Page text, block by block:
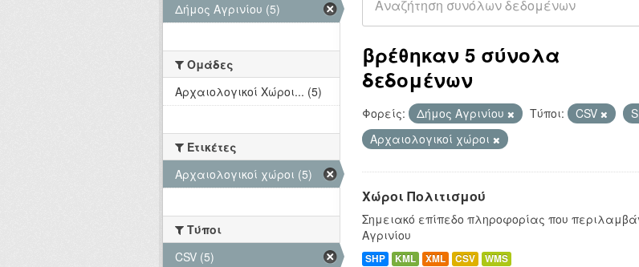
βρέθηκαν 5 σύνολα
δεδομένων
Φορείς: Δήμος Αγρινίου Τύποι: CSV
Αρχαιολογικοί χώροι
Χώροι Πολιτισμού
Σημειακό επίπεδο πληροφορίας που
Αγρινίου
SHP KML XML CSV WMS
Δήμος Αγρινίου (5)
Ομάδες
Αρχαιολογικοί Χώροι... (5)
Ετικέτες
Αρχαιολογικοί χώροι (5)
Τύποι
CSV (5)